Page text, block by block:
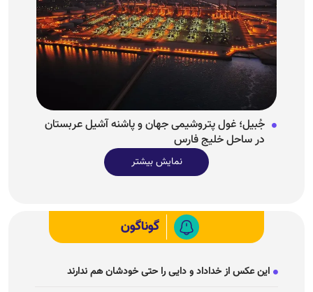
جُبیل؛ غول پتروشیمی جهان و پاشنه آشیل عربستان
در ساحل خلیج فارس
نمایش بیشتر
گوناگون
این عکس از خداداد و دایی را حتی خودشان هم ندارند